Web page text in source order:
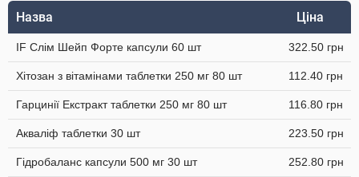
Назва Ціна
IF Слім Шейп Форте капсули 60 шт 322.50 грн
Хітозан з вітамінами таблетки 250 мг 80 шт 112.40 грн
Гарцинії Екстракт таблетки 250 мг 80 шт 116.80 грн
Акваліф таблетки 30 шт 223.50 грн
Гідробаланс капсули 500 мг 30 шт 252.80 грн